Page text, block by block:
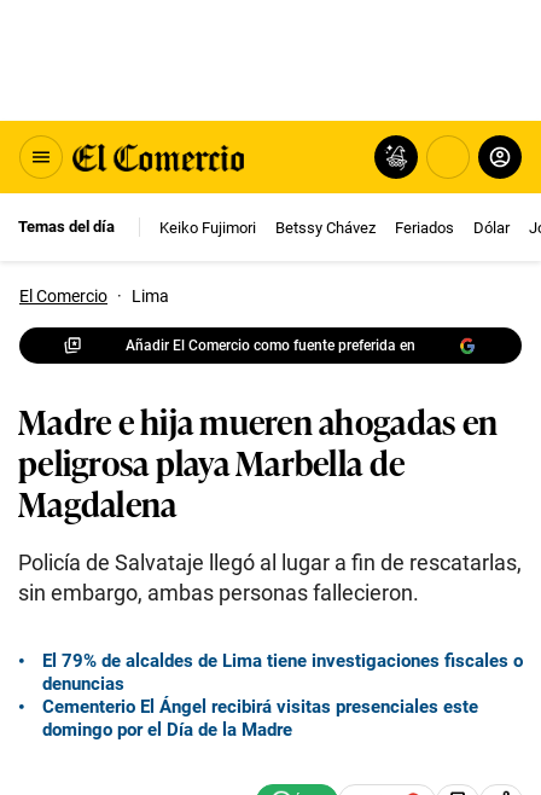
Temas del día Keiko Fujimori Betssy Chávez Feriados Dólar
El Comercio · Lima
Añadir El Comercio como fuente preferida en
Madre e hija mueren ahogadas en
peligrosa playa Marbella de
Magdalena
Policía de Salvataje llegó al lugar a fin de rescatarlas,
sin embargo, ambas personas fallecieron.
El 79% de alcaldes de Lima tiene investigaciones fiscales o
denuncias
Cementerio El Ángel recibirá visitas presenciales este
domingo por el Día de la Madre